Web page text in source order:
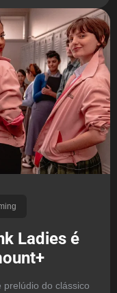
Ladies é
do clássico